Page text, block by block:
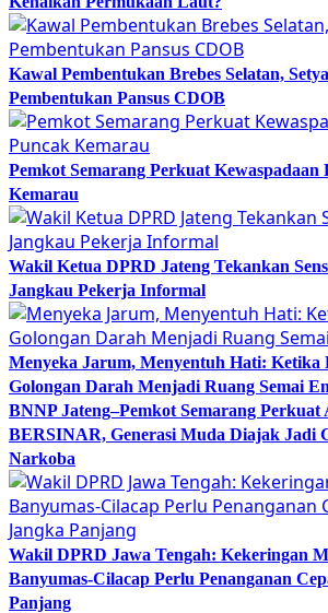
Kawal Pembentukan Brebes Selatan,
Pembentukan Pansus CDOB
Pemkot Semarang Perkuat Kewaspadaan
Kemarau
Wakil Ketua DPRD Jateng Tekankan
Jangkau Pekerja Informal
Menyeka Jarum, Menyentuh Hati: Ketika
Golongan Darah Menjadi Ruang Semai
BNNP Jateng–Pemkot Semarang
BERSINAR, Generasi Muda Diajak Jadi
Narkoba
Wakil DPRD Jawa Tengah: Kekeringan
Banyumas-Cilacap Perlu Penanganan
Panjang